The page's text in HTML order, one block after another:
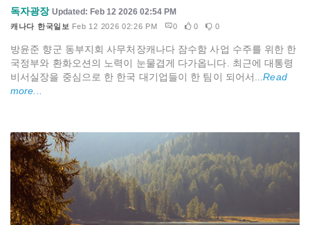
독자광장 Updated: Feb 12 2026 02:54 PM
캐나다 한국일보 Feb 12 2026 02:26 PM 0 0 0
방윤준 향군 동부지회 사무처장캐나다 잠수함 사업 수주를 위한 한
국정부와 환화오션의 노력이 눈물겹게 다가옵니다. 최근에 대통령
비서실장을 중심으로 한 한국 대기업들이 한 팀이 되어서...Read
more...